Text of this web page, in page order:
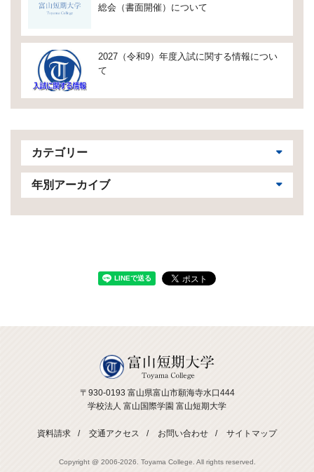
総会（書面開催）について
2027（令和9）年度入試に関する情報につい
て
カテゴリー
年別アーカイブ
〒930-0193 富山県富山市願海寺水口444
学校法人 富山国際学園 富山短期大学
資料請求 交通アクセス お問い合わせ サイトマップ
Copyright @ 2006-2026. Toyama College. All rights reserved.